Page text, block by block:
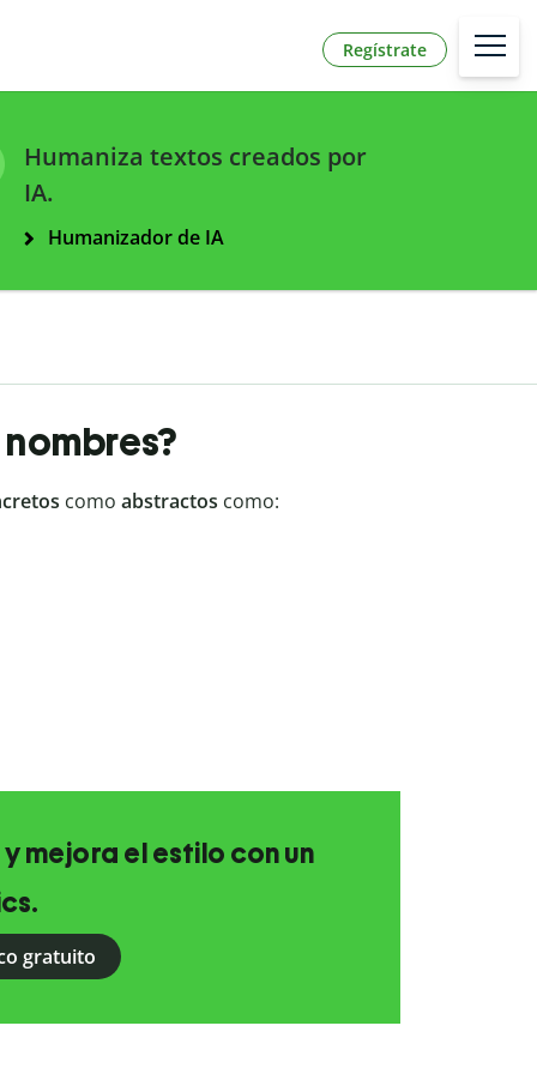
Regístrate
Humaniza textos creados por
IA.
Humanizador de IA
como abstractos como:
mejora el estilo con un
gratuito